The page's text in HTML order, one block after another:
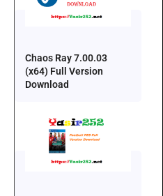
Chaos Ray 7.00.03
(x64) Full Version
Download